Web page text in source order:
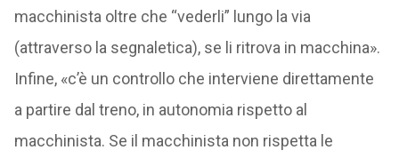
macchinista oltre che “vederli” lungo la via
(attraverso la segnaletica), se li ritrova in macchina».
Infine, «c’è un controllo che interviene direttamente
a partire dal treno, in autonomia rispetto al
macchinista. Se il macchinista non rispetta le